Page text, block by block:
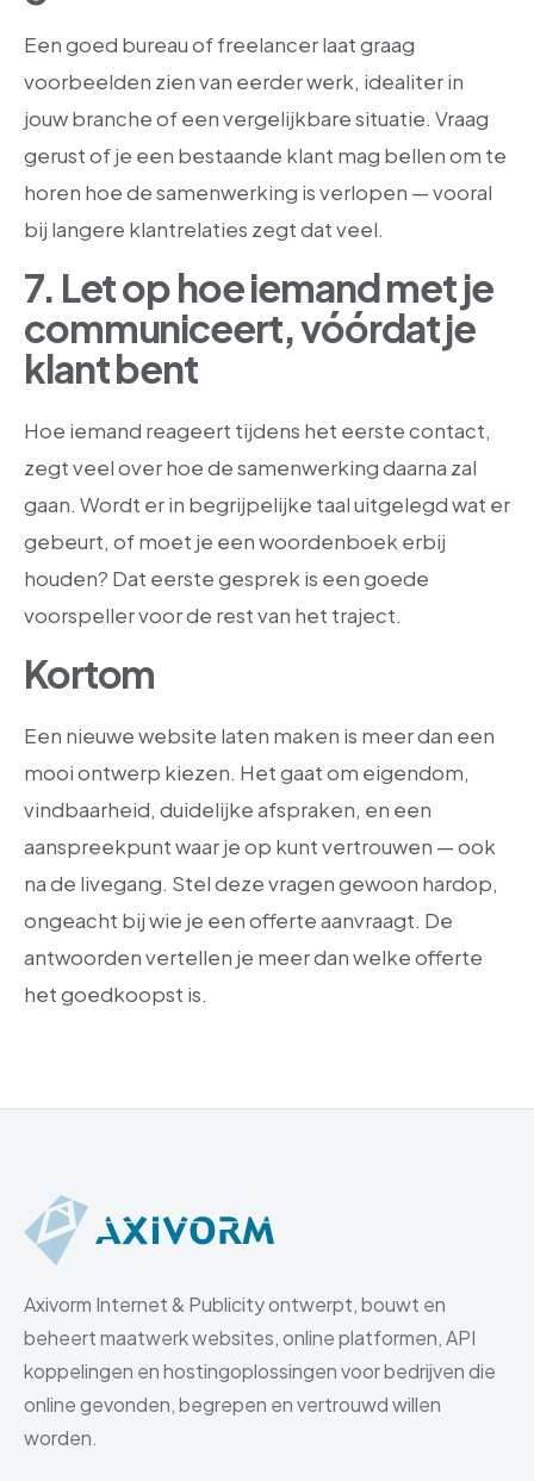
Een goed bureau of freelancer laat graag
voorbeelden zien van eerder werk, idealiter in
jouw branche of een vergelijkbare situatie. Vraag
gerust of je een bestaande klant mag bellen om te
horen hoe de samenwerking is verlopen — vooral
bij langere klantrelaties zegt dat veel.
7. Let op hoe iemand met je
communiceert, vóórdat je
klant bent
Hoe iemand reageert tijdens het eerste contact,
zegt veel over hoe de samenwerking daarna zal
gaan. Wordt er in begrijpelijke taal uitgelegd wat er
gebeurt, of moet je een woordenboek erbij
houden? Dat eerste gesprek is een goede
voorspeller voor de rest van het traject.
Kortom
Een nieuwe website laten maken is meer dan een
mooi ontwerp kiezen. Het gaat om eigendom,
vindbaarheid, duidelijke afspraken, en een
aanspreekpunt waar je op kunt vertrouwen — ook
na de livegang. Stel deze vragen gewoon hardop,
ongeacht bij wie je een offerte aanvraagt. De
antwoorden vertellen je meer dan welke offerte
het goedkoopst is.
Axivorm Internet & Publicity ontwerpt, bouwt en
beheert maatwerk websites, online platformen, API
koppelingen en hostingoplossingen voor bedrijven die
online gevonden, begrepen en vertrouwd willen
worden.